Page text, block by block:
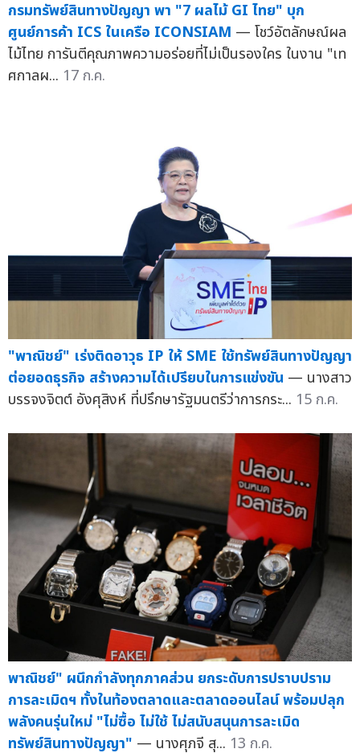
กรมทรัพย์สินทางปัญญา พา "7 ผลไม้ GI ไทย" บุก
ศูนย์การค้า ICS ในเครือ ICONSIAM— โชว์อัตลักษณ์ผล
ไม้ไทย การันตีคุณภาพความอร่อยที่ไม่เป็นรองใคร ในงาน "เท
"พาณิชย์" เร่งติดอาวุธ IP ให้ SME ใช้ทรัพย์สินทางปัญญา
ต่อยอดธุรกิจ สร้างความได้เปรียบในการแข่งขัน— นางสาว
บรรจงจิตต์ อังศุสิงห์ ที่ปรึกษารัฐมนตรีว่าการกระ...
15 ก.ค.